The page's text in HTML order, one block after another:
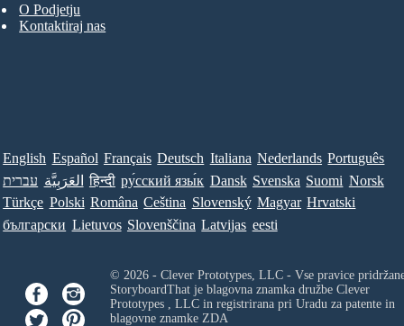
O Podjetju
Kontaktiraj nas
English Español Français Deutsch Italiana Nederlands Português
עברית العَرَبِيَّة हिन्दी ру́сский язы́к Dansk Svenska Suomi Norsk
Türkçe Polski Româna Ceština Slovenský Magyar Hrvatski
български Lietuvos Slovenščina Latvijas eesti
© 2026 - Clever Prototypes, LLC - Vse pravice
StoryboardThat je blagovna znamka družbe Clever
Prototypes , LLCin registrirana pri Uradu za patente in
blagovne znamke ZDA